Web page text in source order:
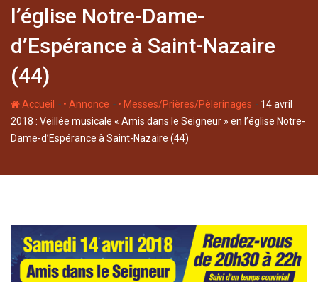
l’église Notre-Dame-
d’Espérance à Saint-Nazaire
(44)
Accueil - • Annonce - • Messes/Prières/Pèlerinages - 14 avril
2018 : Veillée musicale « Amis dans le Seigneur » en l’église Notre-
Dame-d’Espérance à Saint-Nazaire (44)